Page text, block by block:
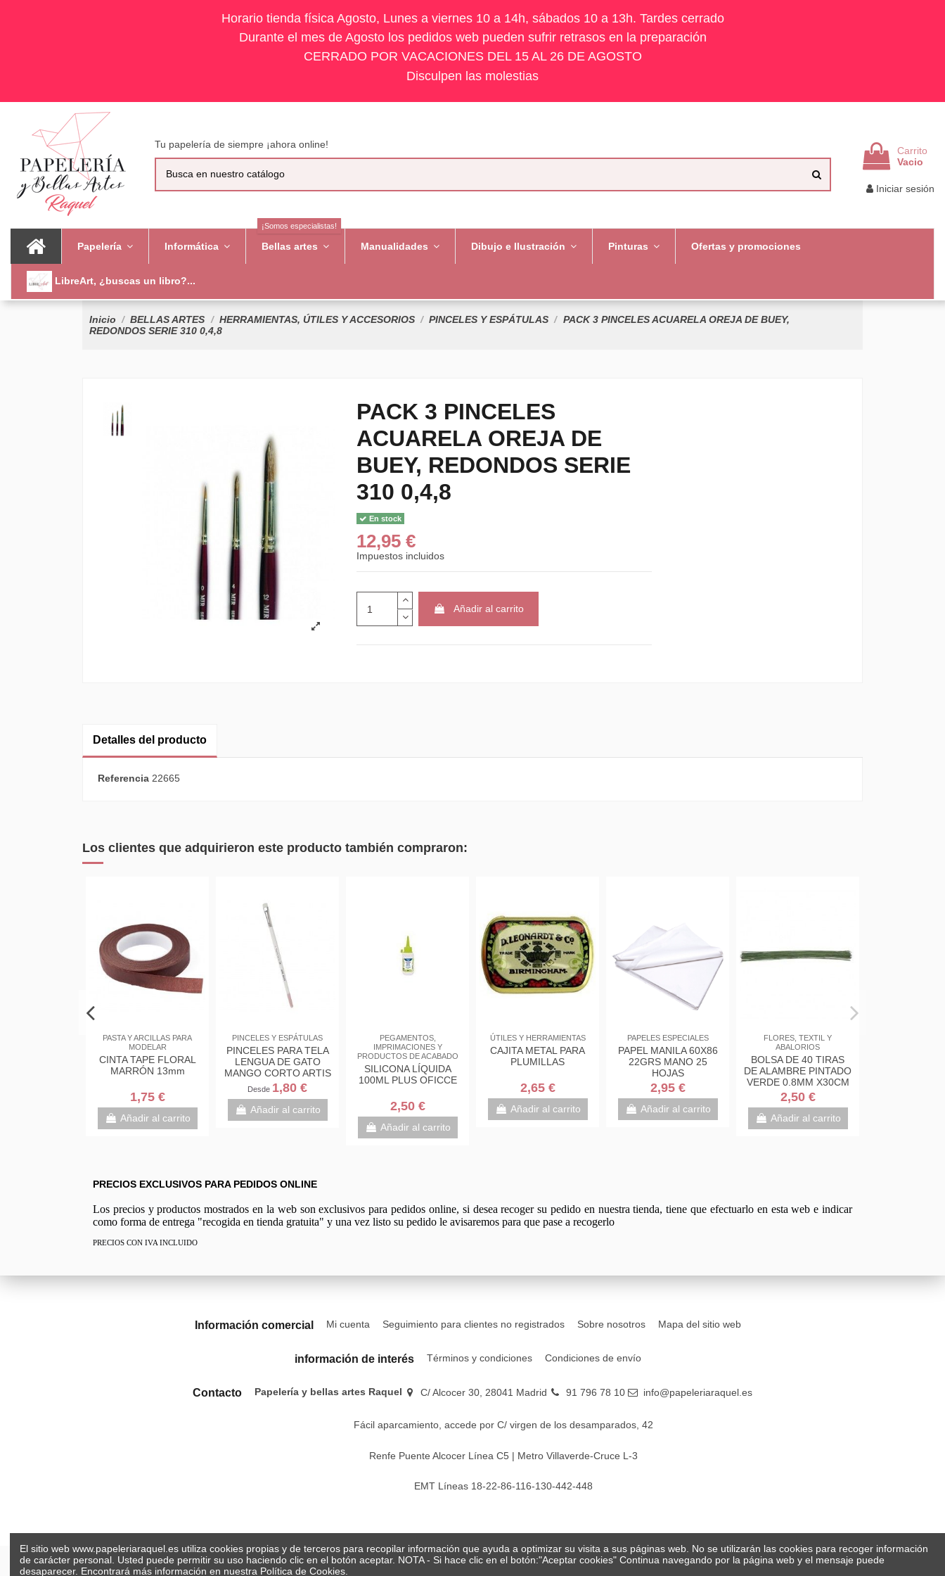
Horario tienda física Agosto, Lunes a viernes 10 a 14h, sábados 10 a 13h. Tardes cerrado
Durante el mes de Agosto los pedidos web pueden sufrir retrasos en la preparación
CERRADO POR VACACIONES DEL 15 AL 26 DE AGOSTO
Disculpen las molestias
Tu papelería de siempre ¡ahora online!
Carrito
Vacio
Iniciar sesión
Papelería Informática Bellas artes
¡Somos especialistas!
Manualidades Dibujo e Ilustración Pinturas Ofertas y promociones
LibreArt, ¿buscas un libro?...
Inicio BELLAS ARTES HERRAMIENTAS, ÚTILES Y ACCESORIOS PINCELES Y ESPÁTULAS
PACK 3 PINCELES ACUARELA OREJA DE BUEY,
REDONDOS SERIE 310 0,4,8
PACK 3 PINCELES
ACUARELA OREJA DE
BUEY, REDONDOS SERIE
310 0,4,8
En stock
12,95 €
Impuestos incluidos
Añadir al carrito
Detalles del producto
Referencia 22665
Los clientes que adquirieron este producto también compraron:
PASTA Y ARCILLAS PARA
MODELAR
CINTA TAPE FLORAL
MARRÓN 13mm
1,75 €
Añadir al carrito
PINCELES Y ESPÁTULAS
PINCELES PARA TELA
LENGUA DE GATO
MANGO CORTO ARTIS
DECOR TEXTILE S4
Desde 1,80 €
Añadir al carrito
PEGAMENTOS,
IMPRIMACIONES Y
PRODUCTOS DE ACABADO
SILICONA LÍQUIDA
100ML PLUS OFICCE
2,50 €
Añadir al carrito
ÚTILES Y HERRAMIENTAS
CAJITA METAL PARA
PLUMILLAS
2,65 €
Añadir al carrito
PAPELES ESPECIALES
PAPEL MANILA 60X86
22GRS MANO 25
HOJAS
2,95 €
Añadir al carrito
FLORES, TEXTIL Y
ABALORIOS
BOLSA DE 40 TIRAS
DE ALAMBRE PINTADO
VERDE 0.8MM X30CM
2,50 €
Añadir al carrito
PRECIOS EXCLUSIVOS PARA PEDIDOS ONLINE
Los precios y productos mostrados en la web son exclusivos para pedidos online, si desea recoger su pedido en nuestra tienda, tiene que efectuarlo en esta web e indicar
como forma de entrega "recogida en tienda gratuita" y una vez listo su pedido le avisaremos para que pase a recogerlo
PRECIOS CON IVA INCLUIDO
Información comercial Mi cuenta Seguimiento para clientes no registrados Sobre nosotros Mapa del sitio web
información de interés Términos y condiciones Condiciones de envío
Contacto Papelería y bellas artes Raquel C/ Alcocer 30, 28041 Madrid 91 796 78 10 info@papeleriaraquel.es
Fácil aparcamiento, accede por C/ virgen de los desamparados, 42
Renfe Puente Alcocer Línea C5 | Metro Villaverde-Cruce L-3
EMT Líneas 18-22-86-116-130-442-448
El sitio web www.papeleriaraquel.es utiliza cookies propias y de terceros para recopilar información que ayuda a optimizar su visita a sus páginas web. No se utilizarán las cookies para recoger información
de carácter personal. Usted puede permitir su uso haciendo clic en el botón aceptar. NOTA - Si hace clic en el botón:"Aceptar cookies" Continua navegando por la página web y el mensaje puede
desaparecer. Encontrará más información en nuestra Política de Cookies.